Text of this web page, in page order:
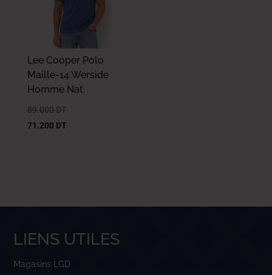
Lee Cooper Polo
Maille-14 Werside
Homme Nat.
89.000 DT
71.200 DT
LIENS UTILES
Magasins LGD